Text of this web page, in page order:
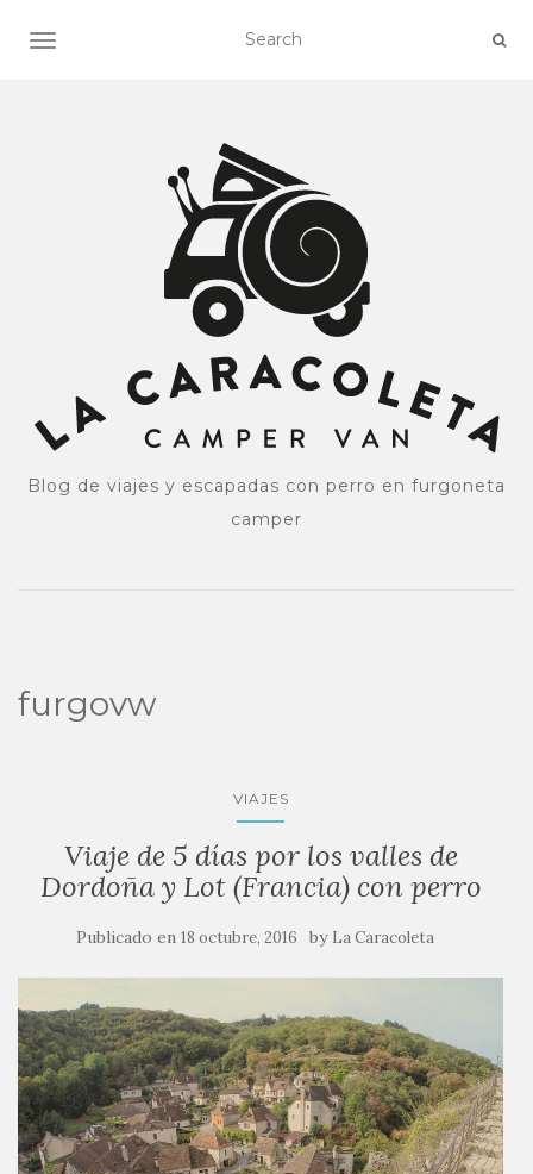
ALTERNAR NAVEGACIÓN
Blog de viajes y escapadas con perro en furgoneta
camper
furgovw
VIAJES
Viaje de 5 días por los valles de
Dordoña y Lot (Francia) con perro
Publicado en 18 octubre, 2016 by La Caracoleta